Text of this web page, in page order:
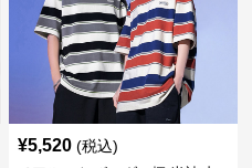
¥5,520 (税込)